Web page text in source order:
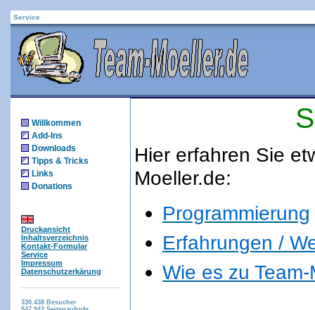
Service
Willkommen
Add-Ins
Downloads
Tipps & Tricks
Links
Donations
Druckansicht
Inhaltsverzeichnis
Kontakt-Formular
Service
Impressum
Datenschutzerkärung
330.438 Besucher
Hier erfahren Sie
Moeller.de:
Programmierung
Erfahrungen /
Wie es zu